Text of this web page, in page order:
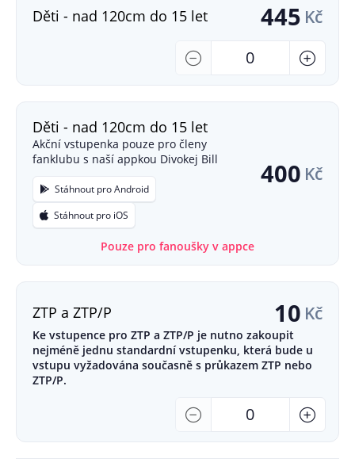
Děti - nad 120cm do 15 let 445 Kč
Počet
- +
Děti - nad 120cm do 15 let
Akční vstupenka pouze pro členy
fanklubu s naší appkou Divokej Bill
Stáhnout pro Android
Stáhnout pro iOS
400 Kč
Pouze pro fanoušky v appce
ZTP a ZTP/P 10 Kč
Ke vstupence pro ZTP a ZTP/P je nutno zakoupit
nejméně jednu standardní vstupenku, která bude u
vstupu vyžadována současně s průkazem ZTP nebo
ZTP/P.
Počet
- +